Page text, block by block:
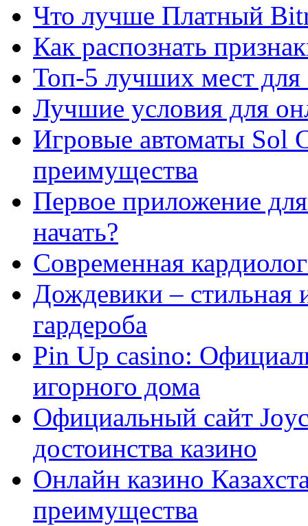
Что лучше Платный
Как распознать
Топ-5 лучших мест для
Лучшие условия для
Игровые автоматы Sol
преимущества
Первое приложение
начать?
Современная
Дождевики – стильная
гардероба
Pin Up casino:
игорного дома
Официальный сайт
достоинства казино
Онлайн казино
преимущества